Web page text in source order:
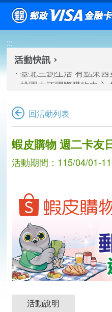
跳到主要內容區塊
:::
新竹遠東巨城購物中心
臺北三創生活 有點東
桃園大江國際購物中心
新竹遠東巨城購物中心
臺北三創生活 有點東
桃園大江國際購物中心
回活動列表
蝦皮購物 週二卡友
活動期間：115/04/01-
活動說明